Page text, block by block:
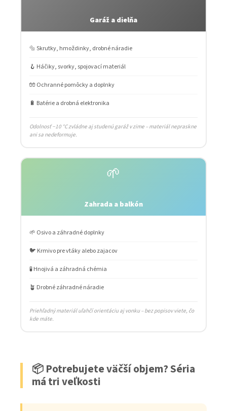
Garáž a dielňa
🔩 Skrutky, hmoždinky, drobné náradie
🪝 Háčiky, svorky, spojovací materiál
🧤 Ochranné pomôcky a doplnky
🔋 Batérie a drobná elektronika
Odolnosť −10 °C zvládne aj studenú garáž v zime – materiál nepraskne
ani sa nedeformuje.
🌱
Zahrada a balkón
🌱 Osivo a záhradné doplnky
🐦 Krmivo pre vtáky alebo zajacov
🧪 Hnojivá a záhradná chémia
🪴 Drobné záhradné náradie
Priehľadný materiál uľahčí orientáciu aj vonku – bez popisov viete, čo
kde máte.
📦 Potrebujete väčší objem? Séria
má tri veľkosti